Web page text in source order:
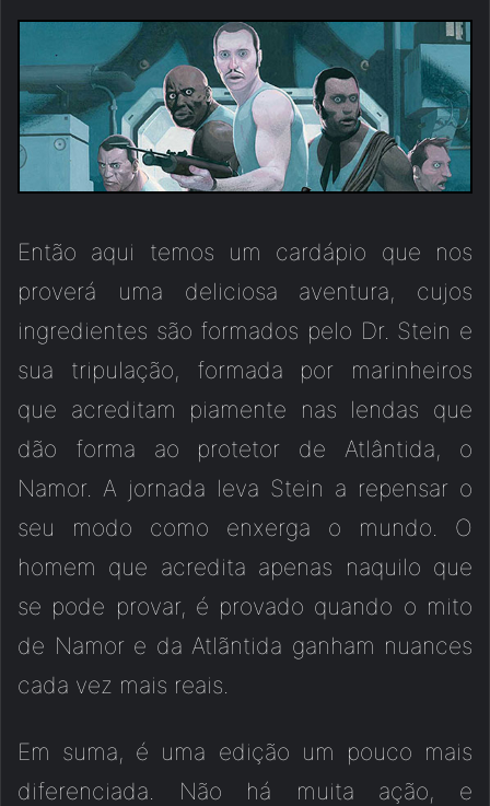
Então aqui temos um cardápio que nos
proverá uma deliciosa aventura, cujos
ingredientes são formados pelo Dr. Stein e
sua tripulação, formada por marinheiros
que acreditam piamente nas lendas que
dão forma ao protetor de Atlântida, o
Namor. A jornada leva Stein a repensar o
seu modo como enxerga o mundo. O
homem que acredita apenas naquilo que
se pode provar, é provado quando o mito
de Namor e da Atlãntida ganham nuances
cada vez mais reais.
Em suma, é uma edição um pouco mais
diferenciada. Não há muita ação, e